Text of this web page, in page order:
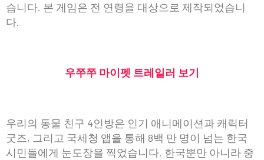
습니다. 본 게임은 전 연령을 대상으로 제작되었습니
다.
우쭈쭈 마이펫 트레일러 보기
우리의 동물 친구 4인방은 인기 애니메이션과 캐릭터
굿즈, 그리고 국세청 앱을 통해 8백 만 명이 넘는 한국
시민들에게 눈도장을 찍었습니다. 한국뿐만 아니라 중